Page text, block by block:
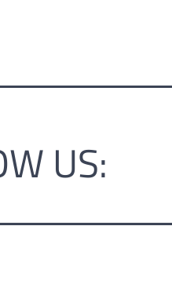
US: